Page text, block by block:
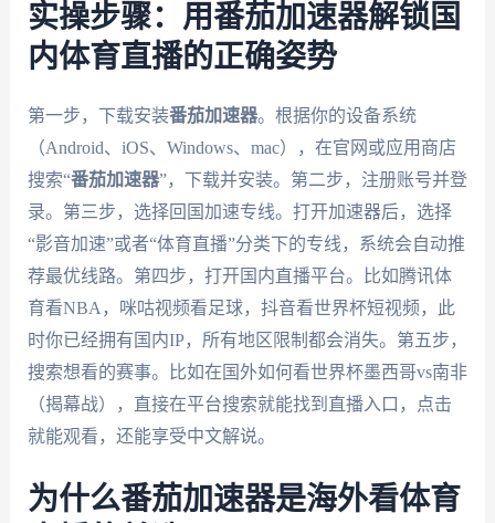
实操步骤：用番茄加速器解锁国
内体育直播的正确姿势
第一步，下载安装番茄加速器。根据你的设备系统
（Android、iOS、Windows、mac），在官网或应用商店
搜索“番茄加速器”，下载并安装。第二步，注册账号并登
录。第三步，选择回国加速专线。打开加速器后，选择
“影音加速”或者“体育直播”分类下的专线，系统会自动推
荐最优线路。第四步，打开国内直播平台。比如腾讯体
育看NBA，咪咕视频看足球，抖音看世界杯短视频，此
时你已经拥有国内IP，所有地区限制都会消失。第五步，
搜索想看的赛事。比如在国外如何看世界杯墨西哥vs南非
（揭幕战），直接在平台搜索就能找到直播入口，点击
就能观看，还能享受中文解说。
为什么番茄加速器是海外看体育